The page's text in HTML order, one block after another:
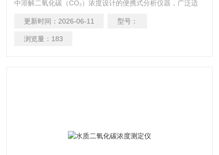
中溶解二氧化碳（CO₂）浓度设计的便携式分析仪器，广泛适
等场景。
更新时间： 2026-06-11 型号：
浏览量： 183